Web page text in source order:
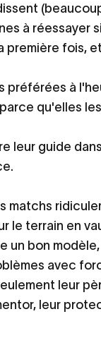
à réessayer
fois,
préférées à
qu'elles
leur guide
matchs
le terrain en
un bon
avec
leur
leur